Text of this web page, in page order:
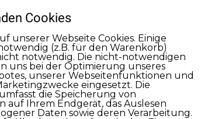
Cookies
unserer Webseite Cookies. Einige
(z.B. für den Warenkorb)
notwendig. Die nicht-notwendigen
uns bei der Optimierung unseres
unserer Webseitenfunktionen und
eingesetzt. Die
die Speicherung von
auf Ihrem Endgerät, das Auslesen
Daten sowie deren Verarbeitung.